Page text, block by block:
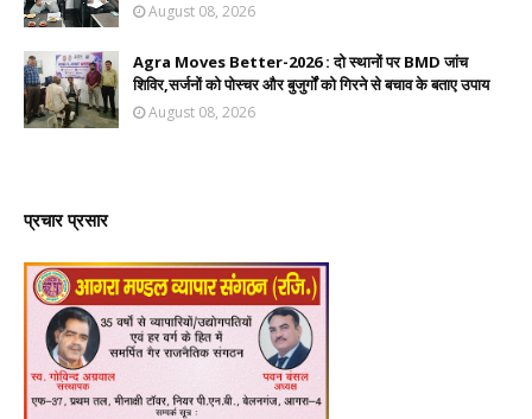
August 08, 2026
Agra Moves Better-2026 : दो स्थानों पर BMD जांच
शिविर,सर्जनों को पोस्चर और बुजुर्गों को गिरने से बचाव के बताए उपाय
August 08, 2026
प्रचार प्रसार